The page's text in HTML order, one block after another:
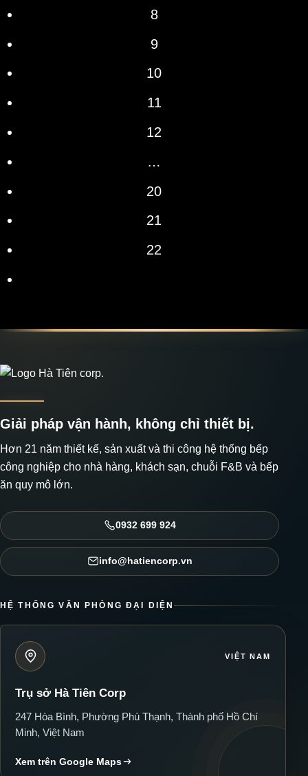
8
9
10
11
12
…
20
21
22
Giải pháp vận hành, không chỉ thiết bị.
Hơn 21 năm thiết kế, sản xuất và thi công hệ thống bếp
công nghiệp cho nhà hàng, khách sạn, chuỗi F&B và bếp
ăn quy mô lớn.
0932 699 924
info@hatiencorp.vn
HỆ THỐNG VĂN PHÒNG ĐẠI DIỆN
VIỆT NAM
Trụ sở Hà Tiên Corp
247 Hòa Bình, Phường Phú Thạnh, Thành phố Hồ Chí
Minh, Việt Nam
Xem trên Google Maps